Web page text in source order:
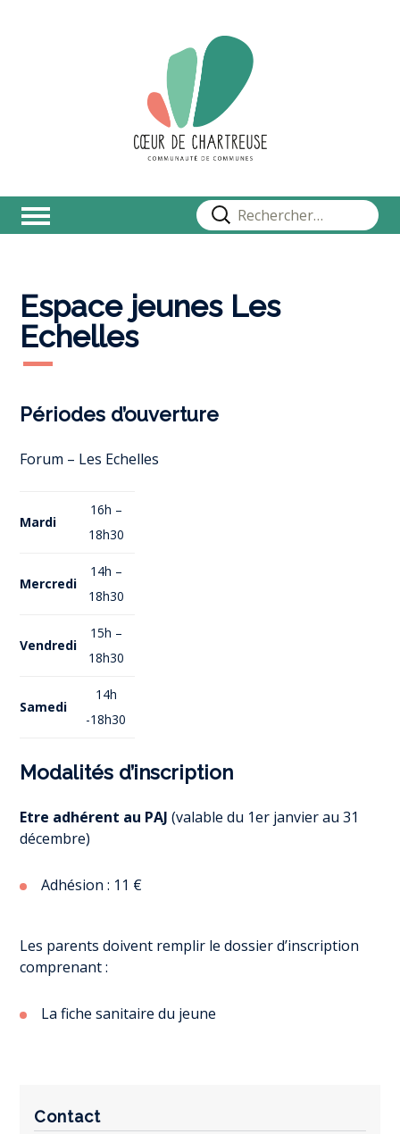
Rechercher :
Espace jeunes Les
Echelles
Périodes d’ouverture
Forum – Les Echelles
Mardi
16h –
18h30
Mercredi
14h –
18h30
Vendredi
15h –
18h30
Samedi
14h
-18h30
Modalités d’inscription
Etre adhérent au PAJ (valable du 1er janvier au 31
décembre)
Adhésion : 11 €
Les parents doivent remplir le dossier d’inscription
comprenant :
La fiche sanitaire du jeune
Contact